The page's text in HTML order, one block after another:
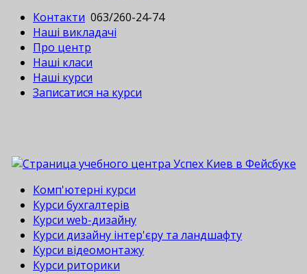
Контакти 063/260-24-74
Наші викладачі
Про центр
Наші класи
Наші курси
Записатися на курси
Комп'ютерні курси
Курси бухгалтерів
Курси web-дизайну
Курси дизайну інтер'єру та ландшафту
Курси відеомонтажу
Курси риторики